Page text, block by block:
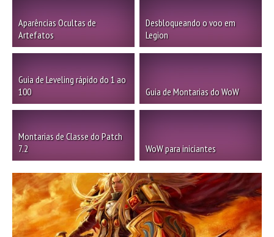
Aparências Ocultas de
Artefatos
Desbloqueando o voo em
Legion
Guia de Leveling rápido do 1 ao
100
Guia de Montarias do WoW
Montarias de Classe do Patch
7.2
WoW para iniciantes